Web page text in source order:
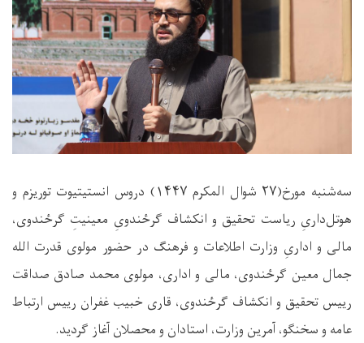
سه‌شنبه مورخ(۲۷ شوال المکرم ۱۴۴۷) دروس انستیتیوت توریزم و
هوتل‌داریِ ریاست تحقیق و انکشاف گرځندویِ معینیتِ گرځندوی،
مالی و اداریِ وزارت اطلاعات و فرهنگ در حضور مولوی قدرت الله
جمال معین گرځندوی، مالی و اداری، مولوی محمد صادق صداقت
رییس تحقیق و انکشاف گرځندوی، قاری خبیب غفران رییس ارتباط
عامه و سخنگو، آمرین وزارت، استادان و محصلان آغاز گردید.